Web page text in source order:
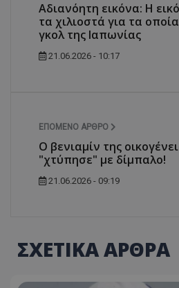
Αδιανόητη εικόνα: Η
τα χιλιοστά για τα
γκολ της Ιαπωνίας
21.06.2026 - 10:17
ΕΠΌΜΕΝΟ ΆΡΘΡΟ
Ο βενιαμίν της
"χτύπησε" με δίμπαλο!
21.06.2026 - 09:19
ΣΧΕΤΙΚΑ ΑΡΘΡΑ